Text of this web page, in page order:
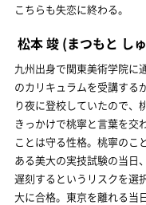
こちらも失恋に終わる。
松本 竣 (まつもと し
九州出身で関東美術学院に
のカリキュラムを受講する
り夜に登校していたので、
きっかけで桃寧と言葉を交
ことは守る性格。桃寧のこ
ある美大の実技試験の当日
遅刻するというリスクを選
大に合格。東京を離れる当